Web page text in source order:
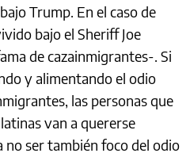
Trump. En el caso de
bajo el Sheriff Joe
de cazainmigrantes-. Si
y alimentando el odio
las personas que
van a quererse
no ser también foco del odio